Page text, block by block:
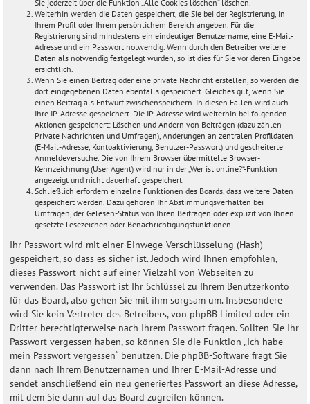
Sie jederzeit über die Funktion „Alle Cookies löschen“ löschen.
Weiterhin werden die Daten gespeichert, die Sie bei der Registrierung, in
Ihrem Profil oder Ihrem persönlichem Bereich angeben. Für die
Registrierung sind mindestens ein eindeutiger Benutzername, eine E-Mail-
Adresse und ein Passwort notwendig. Wenn durch den Betreiber weitere
Daten als notwendig festgelegt wurden, so ist dies für Sie vor deren Eingabe
ersichtlich.
Wenn Sie einen Beitrag oder eine private Nachricht erstellen, so werden die
dort eingegebenen Daten ebenfalls gespeichert. Gleiches gilt, wenn Sie
einen Beitrag als Entwurf zwischenspeichern. In diesen Fällen wird auch
Ihre IP-Adresse gespeichert. Die IP-Adresse wird weiterhin bei folgenden
Aktionen gespeichert: Löschen und Ändern von Beiträgen (dazu zählen
Private Nachrichten und Umfragen), Änderungen an zentralen Profildaten
(E-Mail-Adresse, Kontoaktivierung, Benutzer-Passwort) und gescheiterte
Anmeldeversuche. Die von Ihrem Browser übermittelte Browser-
Kennzeichnung (User Agent) wird nur in der „Wer ist online?“-Funktion
angezeigt und nicht dauerhaft gespeichert.
Schließlich erfordern einzelne Funktionen des Boards, dass weitere Daten
gespeichert werden. Dazu gehören Ihr Abstimmungsverhalten bei
Umfragen, der Gelesen-Status von Ihren Beiträgen oder explizit von Ihnen
gesetzte Lesezeichen oder Benachrichtigungsfunktionen.
Ihr Passwort wird mit einer Einwege-Verschlüsselung (Hash)
gespeichert, so dass es sicher ist. Jedoch wird Ihnen empfohlen,
dieses Passwort nicht auf einer Vielzahl von Webseiten zu
verwenden. Das Passwort ist Ihr Schlüssel zu Ihrem Benutzerkonto
für das Board, also gehen Sie mit ihm sorgsam um. Insbesondere
wird Sie kein Vertreter des Betreibers, von phpBB Limited oder ein
Dritter berechtigterweise nach Ihrem Passwort fragen. Sollten Sie Ihr
Passwort vergessen haben, so können Sie die Funktion „Ich habe
mein Passwort vergessen“ benutzen. Die phpBB-Software fragt Sie
dann nach Ihrem Benutzernamen und Ihrer E-Mail-Adresse und
sendet anschließend ein neu generiertes Passwort an diese Adresse,
mit dem Sie dann auf das Board zugreifen können.